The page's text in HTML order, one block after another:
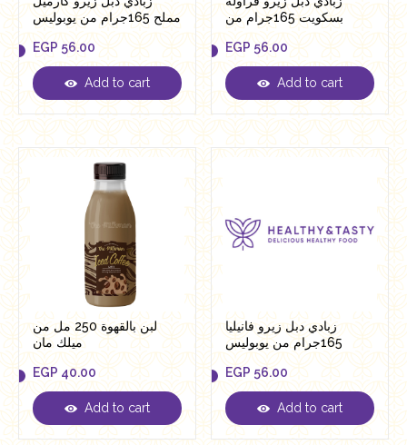
مملح 165جرام من يوبوليس
EGP 56.00
EGP 56.00
Add to cart
بسكويت 165جرام من
يوبوليس
EGP 56.00
EGP 56.00
Add to cart
لبن بالقهوة 250 مل من
ميلك مان
EGP 40.00
EGP 40.00
Add to cart
زبادي دبل زيرو فانيليا
165جرام من يوبوليس
EGP 56.00
EGP 56.00
Add to cart